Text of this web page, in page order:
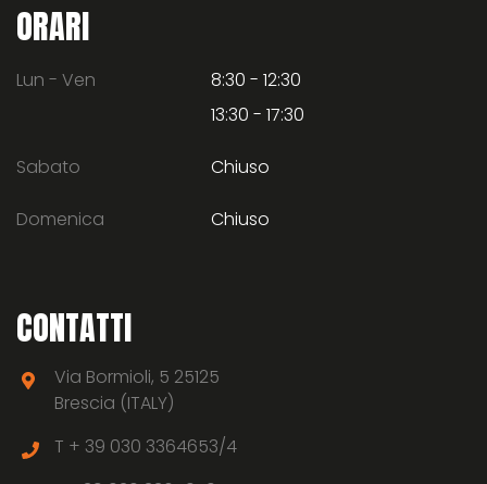
ORARI
Lun - Ven
8:30 - 12:30
13:30 - 17:30
Sabato Chiuso
Domenica Chiuso
CONTATTI
Via Bormioli, 5 25125
Brescia (ITALY)
T + 39 030 3364653/4